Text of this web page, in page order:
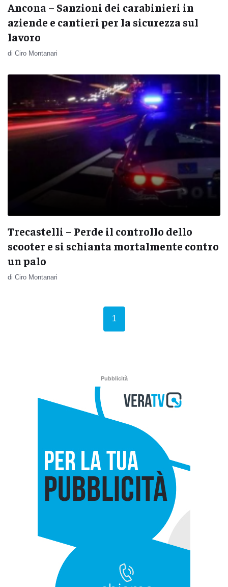
Ancona – Sanzioni dei carabinieri in
aziende e cantieri per la sicurezza sul
lavoro
di Ciro Montanari
Trecastelli – Perde il controllo dello
scooter e si schianta mortalmente contro
un palo
di Ciro Montanari
1
Pubblicità